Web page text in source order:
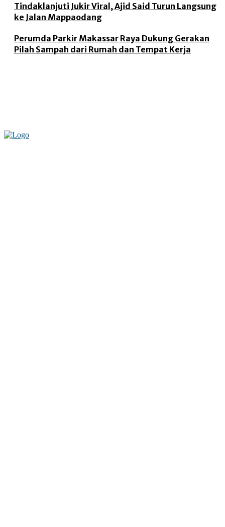
Tindaklanjuti Jukir Viral, Ajid Said Turun Langsung
ke Jalan Mappaodang
Perumda Parkir Makassar Raya Dukung Gerakan
Pilah Sampah dari Rumah dan Tempat Kerja